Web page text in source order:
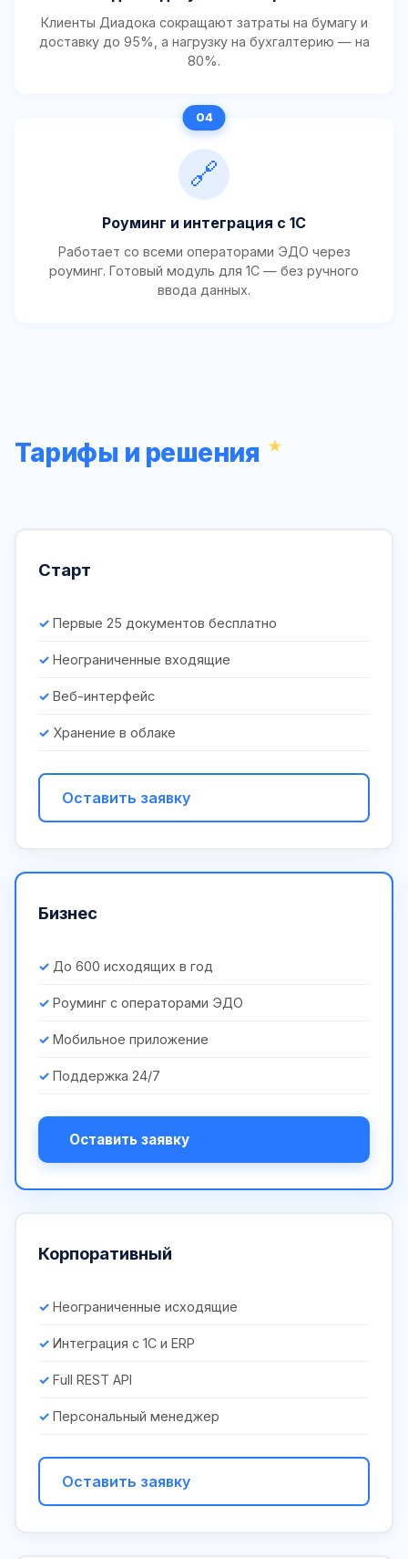
Клиенты Диадока сокращают затраты на бумагу и
доставку до 95%, а нагрузку на бухгалтерию — на
80%.
🔗
Роуминг и интеграция с 1С
Работает со всеми операторами ЭДО через
роуминг. Готовый модуль для 1С — без ручного
ввода данных.
Тарифы и решения
Старт
Первые 25 документов бесплатно
Неограниченные входящие
Веб-интерфейс
Хранение в облаке
Оставить заявку
Бизнес
До 600 исходящих в год
Роуминг с операторами ЭДО
Мобильное приложение
Поддержка 24/7
Оставить заявку
Корпоративный
Неограниченные исходящие
Интеграция с 1С и ERP
Full REST API
Персональный менеджер
Оставить заявку